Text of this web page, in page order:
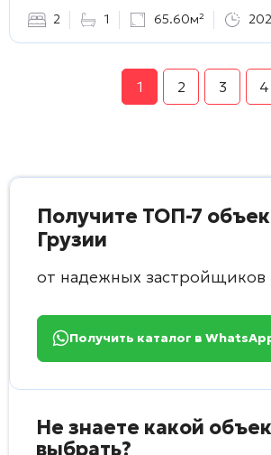
2 1 65.60м²
1 2 3 4
Получите ТОП-7
Грузии
от надежных застройщиков
Получить каталог в
Не знаете какой
выбрать?